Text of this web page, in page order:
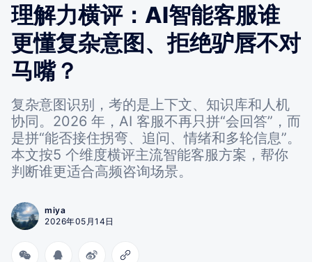
理解力横评：AI智能客服谁
更懂复杂意图、拒绝驴唇不对
马嘴？
复杂意图识别，考的是上下文、知识库和人机
协同。2026 年，AI 客服不再只拼“会回答”，而
是拼“能否接住拐弯、追问、情绪和多轮信息”。
本文按5 个维度横评主流智能客服方案，帮你
判断谁更适合高频咨询场景。
miya
2026年05月14日